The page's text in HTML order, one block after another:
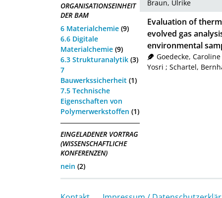
ORGANISATIONSEINHEIT
DER BAM
6 Materialchemie (9)
6.6 Digitale
Materialchemie (9)
6.3 Strukturanalytik (3)
7
Bauwerkssicherheit (1)
7.5 Technische
Eigenschaften von
Polymerwerkstoffen (1)
EINGELADENER VORTRAG
(WISSENSCHAFTLICHE
KONFERENZEN)
nein (2)
Braun, Ulrike
Evaluation of
evolved gas
environmental
Goedecke, Caroline
Yosri ; Schartel,